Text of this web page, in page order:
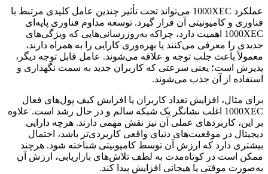
عملکرد 1000XEC می‌تواند تحت تأثیر چندین عامل کلیدی مرتبط با
فناوری و کامیونیتی آن قرار گیرد. توسعه مداوم فناوری پایه‌ای
1000XEC اهمیت دارد، چراکه به‌روزرسانی‌هایی که ویژگی‌های
جدیدی را معرفی می‌کنند یا بهره‌وری کارایی را به همراه دارند،
معمولاً باعث جلب توجه و علاقه‌ می‌شوند. عامل قابل توجه دیگر،
پذیرش است؛ یعنی سرعتی که کاربران جدید به سمت نگهداری و
استفاده از آن جذب می‌شوند.
برای مثال، افزایش تعداد کاربران یا افزایش کیف پول‌های فعال
1000XEC اغلب نشانگر یک شبکه سالم و در حال رشد است. علاوه
بر این، کاربردهای عملی آن نیز نقش مهمی دارند. هرچه دارایی
دیجیتال در موقعیت‌های دنیای واقعی کاربردی‌تر باشد، احتمال
بیشتری دارد که ارزش آن توسط کامیونیتی شناخته شود. هرچند
ممکن است در کوتاه‌مدت به لطف تلاش‌های بازاریابی، ارزش آن
به‌صورت موقتی یا هیجانی افزایش پیدا کند.